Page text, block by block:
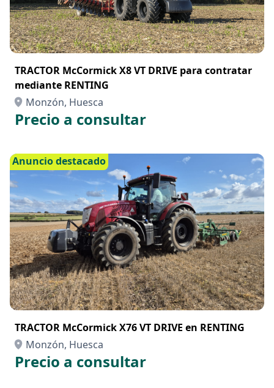
TRACTOR McCormick X8 VT DRIVE para contratar
mediante RENTING
Monzón, Huesca
Precio a consultar
Anuncio destacado
TRACTOR McCormick X76 VT DRIVE en RENTING
Monzón, Huesca
Precio a consultar